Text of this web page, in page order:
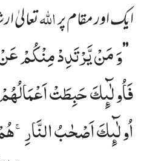
ایک اور مقام پراللہتعالیٰ
’’وَ مَنْ یَّرْتَدِدْ مِنْكُمْ
فَاُولٰٓىٕكَ حَبِطَتْ اَعْمَالُهُمْ
اُولٰٓىٕكَ اَصْحٰبُ النَّارِۚ-